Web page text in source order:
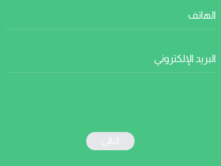
الهاتف
البريد الإلكتروني
التالى